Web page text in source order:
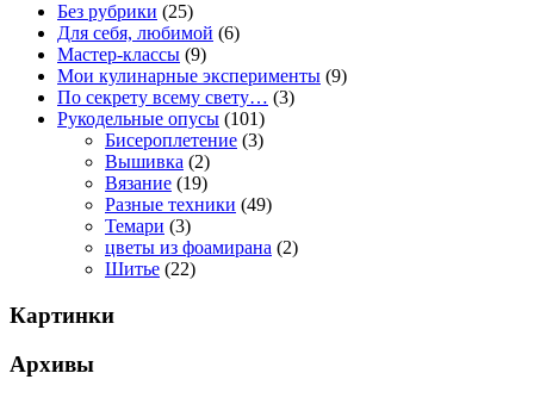
Без рубрики (25)
Для себя, любимой (6)
Мастер-классы (9)
Мои кулинарные эксперименты (9)
По секрету всему свету… (3)
Рукодельные опусы (101)
Бисероплетение (3)
Вышивка (2)
Вязание (19)
Разные техники (49)
Темари (3)
цветы из фоамирана (2)
Шитье (22)
Картинки
Архивы